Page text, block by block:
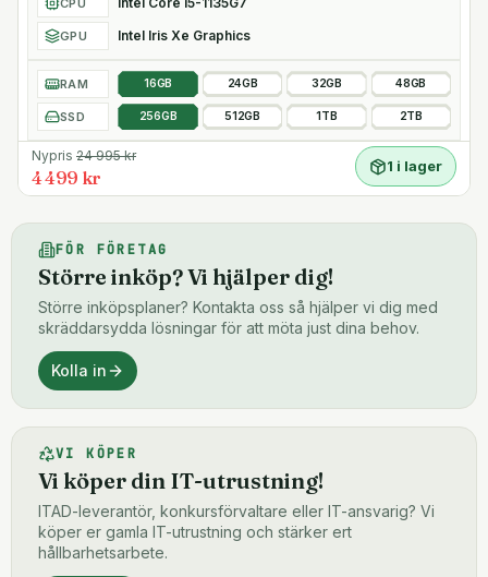
CPU
GPU Intel Iris Xe Graphics
RAM 16GB 24GB 32GB 48GB
SSD 256GB 512GB 1TB 2TB
Nypris 24 995kr
4 499 kr
1 i lager
FÖR FÖRETAG
Större inköp? Vi hjälper dig!
Större inköpsplaner? Kontakta oss så hjälper vi dig med
skräddarsydda lösningar för att möta just dina behov.
Kolla in
VI KÖPER
Vi köper din IT-utrustning!
ITAD-leverantör, konkursförvaltare eller IT-ansvarig? Vi
köper er gamla IT-utrustning och stärker ert
hållbarhetsarbete.